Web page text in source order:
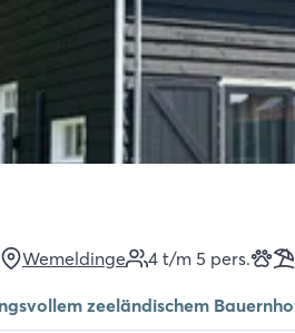
Wemeldinge 4 t/m 5 pers.
zeeländischem